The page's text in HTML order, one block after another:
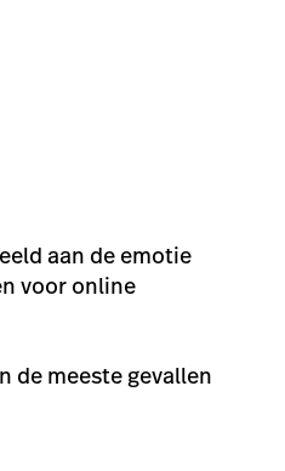
aan de emotie
voor online
de meeste gevallen